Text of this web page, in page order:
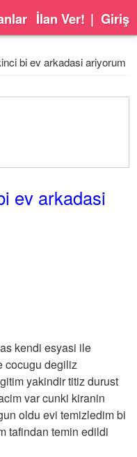
İlan Ver! | Giriş
bi ev arkadasi ariyorum
ev arkadasi
kendi esyasi ile
cocugu degiliz
yakindir titiz durust
var cunki kiranin
oldu evi temizledim bi
tafindan temin edildi